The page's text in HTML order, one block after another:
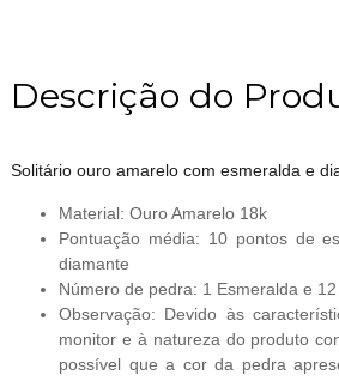
Descrição do
Solitário ouro amarelo com esmeralda e
Material: Ouro Amarelo 18k
Pontuação média: 10 pontos de
diamante
Número de pedra: 1 Esmeralda e
Observação: Devido às
monitor e à natureza do produto
possível que a cor da pedra